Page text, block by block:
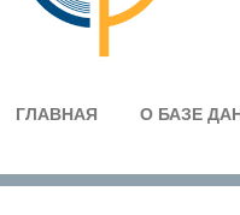
ГЛАВНАЯ О БАЗЕ